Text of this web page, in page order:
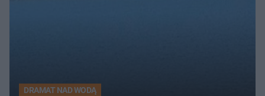
DRAMAT NAD WODĄ